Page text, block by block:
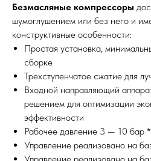
Безмасляные компрессоры
шумоглушением или без него и
конструктивные особенности:
Простая установка,
сборке
Трехступенчатое сжатие для
Входной направляющий
решением для оптимизации
эффективности
Рабочее давление 3 — 10 бар *
Управление реализовано на